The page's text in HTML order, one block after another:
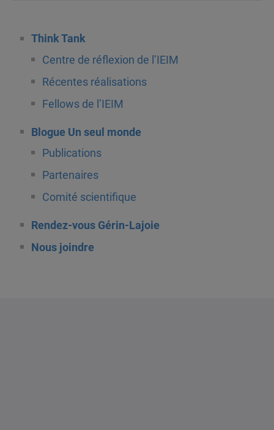
Think Tank
Centre de réflexion de l’IEIM
Récentes réalisations
Fellows de l’IEIM
Blogue Un seul monde
Publications
Partenaires
Comité scientifique
Rendez-vous Gérin-Lajoie
Nous joindre